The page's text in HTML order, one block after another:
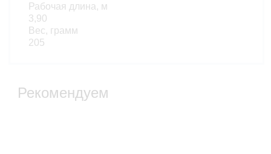
Рабочая длина, м
3,90
Вес, грамм
205
Рекомендуем